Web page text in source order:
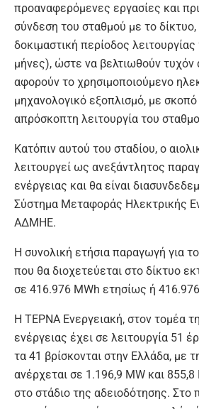
προαναφερόμενες εργασίες και
σύνδεση του σταθμού με το
δοκιμαστική περίοδος
μήνες), ώστε να βελτιωθούν τυχόν
αφορούν το χρησιμοποιούμενο
μηχανολογικό εξοπλισμό, με
απρόσκοπτη λειτουργία του
Κατόπιν αυτού του σταδίου, ο
λειτουργεί ως ανεξάντλητος
ενέργειας και θα είναι
Σύστημα Μεταφοράς Ηλεκτρικής
ΑΔΜΗΕ.
Η συνολική ετήσια παραγωγή για
που θα διοχετεύεται στο δίκτυο
σε 416.976 ΜWh ετησίως ή
Η ΤΕΡΝΑ Ενεργειακή, στον τομέα
ενέργειας έχει σε λειτουργία 51
τα 41 βρίσκονται στην Ελλάδα, με
ανέρχεται σε 1.196,9 MW και 855,8
στο στάδιο της αδειοδότησης. Στο